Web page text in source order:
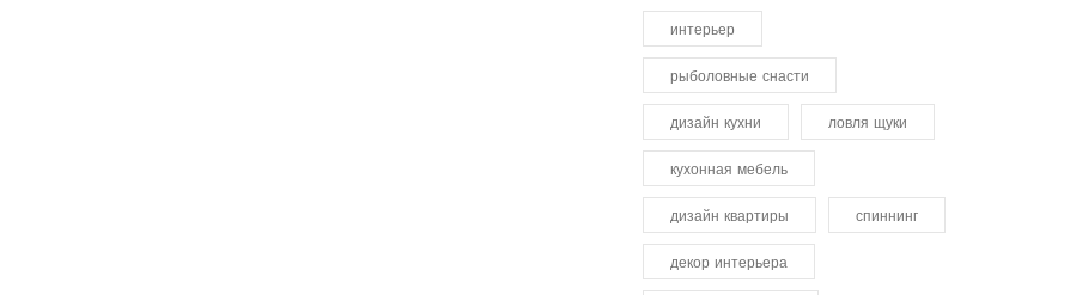
интерьер
рыболовные снасти
дизайн кухни ловля щуки
кухонная мебель
дизайн квартиры спиннинг
декор интерьера